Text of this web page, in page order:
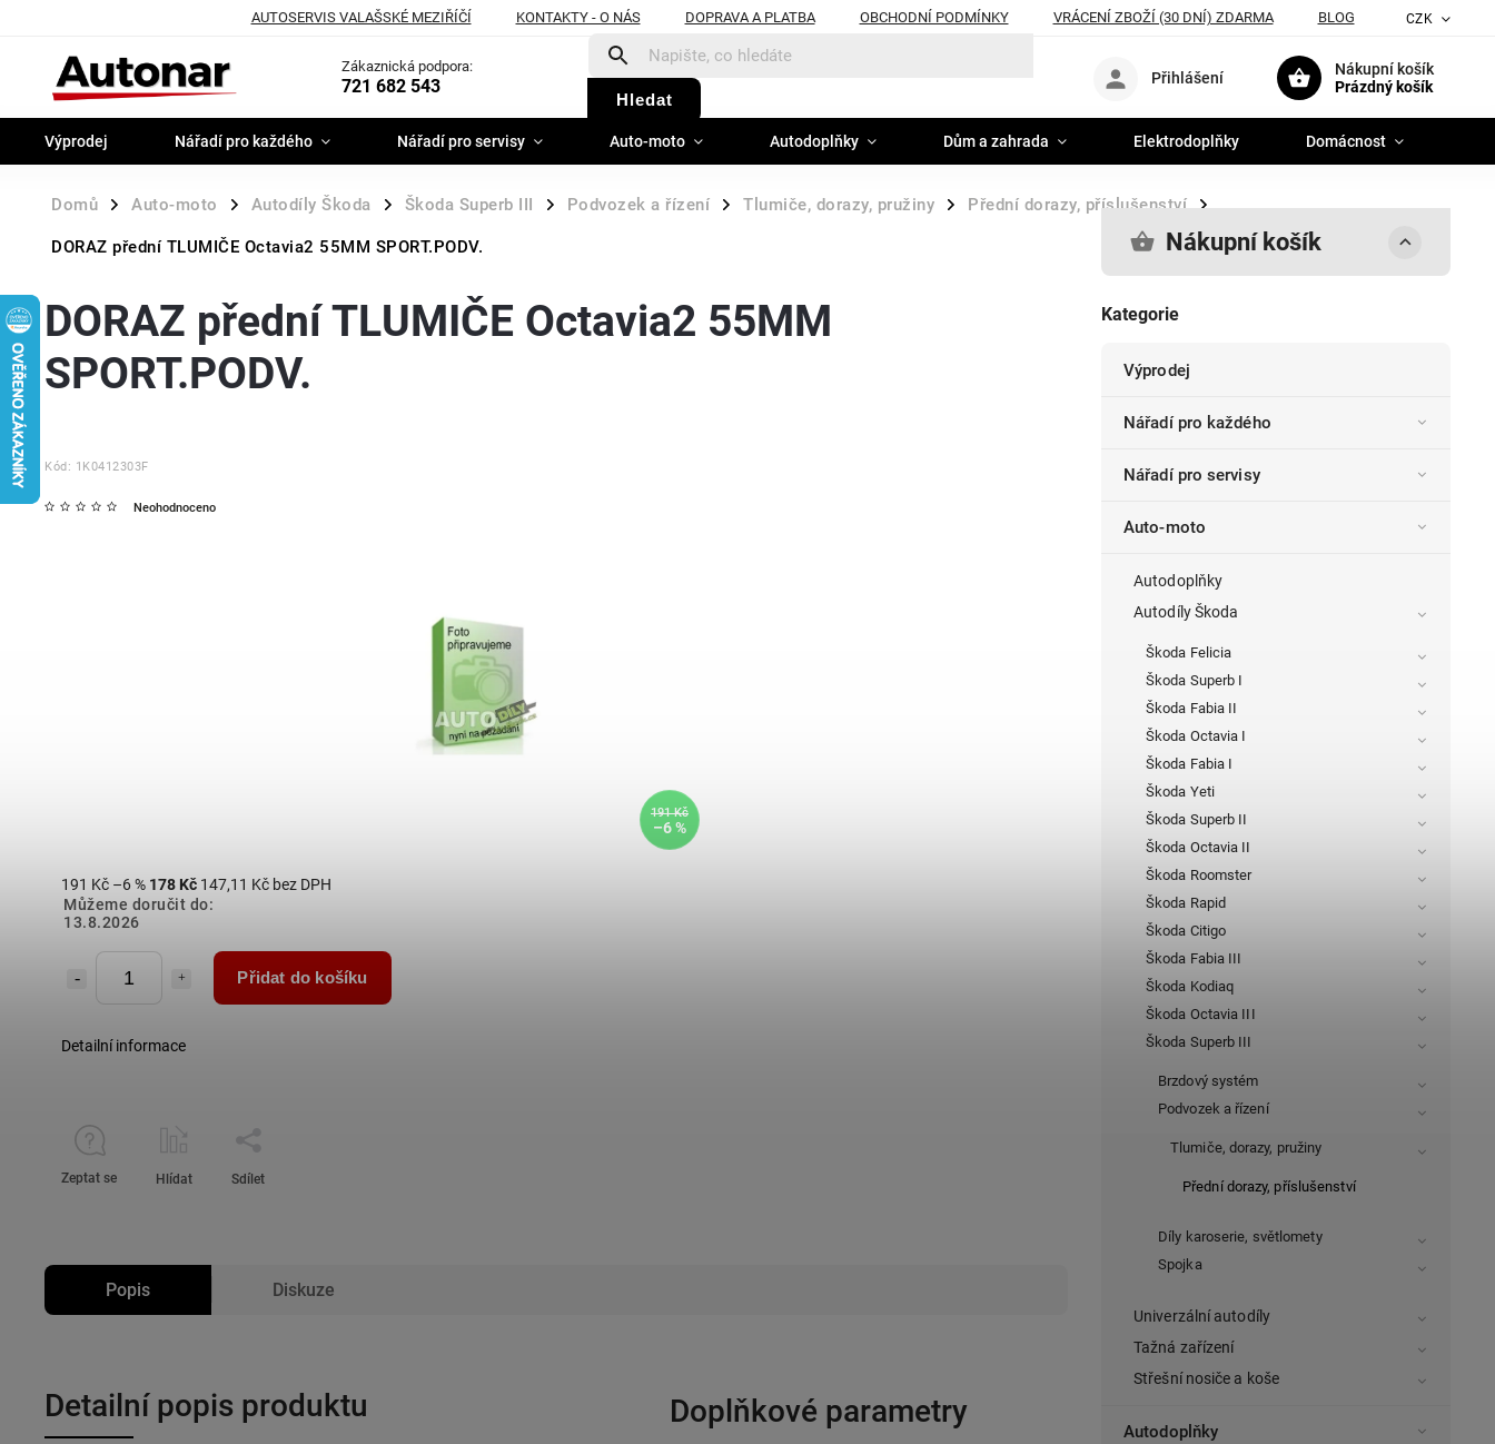
AUTOSERVIS VALAŠSKÉ MEZIŘÍČÍ KONTAKTY - O NÁS DOPRAVA A PLATBA OBCHODNÍ PODMÍNKY VRÁCENÍ ZBOŽÍ (30 DNÍ) ZDARMA BLOG CZK
Zákaznická podpora:
721 682 543
Hledat
Nákupní košík
Prázdný košík
Přihlášení
Výprodej Nářadí pro každého Nářadí pro servisy Auto-moto Autodoplňky Dům a zahrada Elektrodoplňky Domácnost
Domů / Auto-moto / Autodíly Škoda / Škoda Superb III / Podvozek a řízení / Tlumiče, dorazy, pružiny / Přední dorazy, příslušenství /
DORAZ přední TLUMIČE Octavia2 55MM SPORT.PODV.
Nákupní košík
Kategorie
Výprodej
Nářadí pro každého
Nářadí pro servisy
Auto-moto
Autodoplňky
Autodíly Škoda
Škoda Felicia
Škoda Superb I
Škoda Fabia II
Škoda Octavia I
Škoda Fabia I
Škoda Yeti
Škoda Superb II
Škoda Octavia II
Škoda Roomster
Škoda Rapid
Škoda Citigo
Škoda Fabia III
Škoda Kodiaq
Škoda Octavia III
Škoda Superb III
Brzdový systém
Podvozek a řízení
Tlumiče, dorazy, pružiny
Přední dorazy, příslušenství
Díly karoserie, světlomety
Spojka
Univerzální autodíly
Tažná zařízení
Střešní nosiče a koše
Autodoplňky
DORAZ přední TLUMIČE Octavia2 55MM
SPORT.PODV.
Kód: 1K0412303F
Neohodnoceno
191 Kč
–6 %
191 Kč –6 % 178 Kč 147,11 Kč bez DPH
Můžeme doručit do:
13.8.2026
Přidat do košíku
Detailní informace
Zeptat se Hlídat Sdílet
Popis Diskuze
Detailní popis produktu Doplňkové parametry